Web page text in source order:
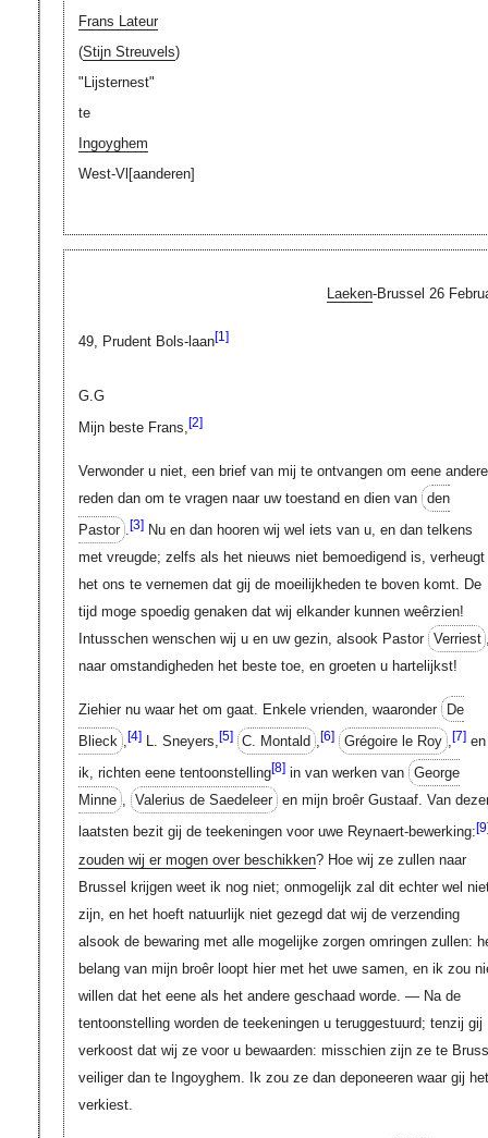
Frans Lateur
(Stijn Streuvels)
"Lijsternest"
te
Ingoyghem
West-Vl[aanderen]
Laeken-Brussel 26
49, Prudent Bols-laan[1]
G.G
Mijn beste Frans,[2]
Verwonder u niet, een brief van mij te ontvangen om eene andere
reden dan om te vragen naar uw toestand en dien van den
Pastor .[3]Nu en dan hooren wij wel iets van u, en dan telkens
met vreugde; zelfs als het nieuws niet bemoedigend is, verheugt
het ons te vernemen dat gij de moeilijkheden te boven komt. De
tijd moge spoedig genaken dat wij elkander kunnen weêrzien!
Intusschen wenschen wij u en uw gezin, alsook Pastor Verriest
naar omstandigheden het beste toe, en groeten u hartelijkst!
Ziehier nu waar het om gaat. Enkele vrienden, waaronder
De
Blieck , [4]L. Sneyers, [5] C. Montald ,[6] Grégoire le Roy ,[7] en
ik, richten eene tentoonstelling[8]in van werken van George
Minne , Valerius de Saedeleer en mijn broêr Gustaaf. Van
laatsten bezit gij de teekeningen voor uwe Reynaert-bewerking:
zouden wij er mogen over beschikken? Hoe wij ze zullen naar
Brussel krijgen weet ik nog niet; onmogelijk zal dit echter wel
zijn, en het hoeft natuurlijk niet gezegd dat wij de verzending
alsook de bewaring met alle mogelijke zorgen omringen zullen:
belang van mijn broêr loopt hier met het uwe samen, en ik zou
willen dat het eene als het andere geschaad worde. — Na de
tentoonstelling worden de teekeningen u teruggestuurd; tenzij gij
verkoost dat wij ze voor u bewaarden: misschien zijn ze te
veiliger dan te Ingoyghem. Ik zou ze dan deponeeren waar gij het
verkiest.